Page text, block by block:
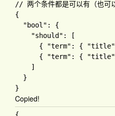
{
"bool" : {
"should" :
[
{
"term" : { "title"
{
"term" : { "title"
]
Copied!